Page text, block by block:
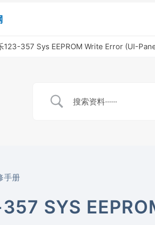
123-357 Sys EEPROM Write Error (UI-
手册
SYS